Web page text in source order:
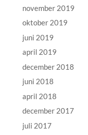
november 2019
oktober 2019
juni 2019
april 2019
december 2018
juni 2018
april 2018
december 2017
juli 2017